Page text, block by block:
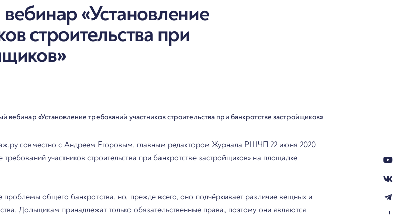
«Установление
строительства при
вебинар «Установление требований участников строительства при банкротстве застройщиков»
совместно с Андреем Егоровым, главным редактором Журнала РШЧП 22 июня 2020
участников строительства при банкротстве застройщиков» на площадке
проблемы общего банкротства, но, прежде всего, оно подчёркивает различие вещных и
Дольщикам принадлежат только обязательственные права, поэтому они являются